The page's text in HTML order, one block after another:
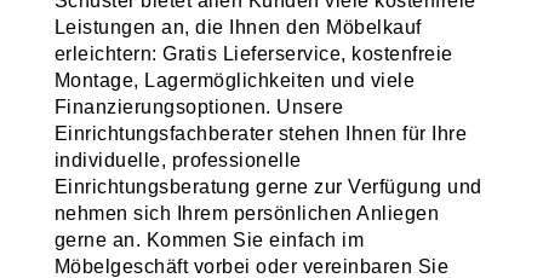
Leistungen an, die Ihnen den Möbelkauf
erleichtern: Gratis Lieferservice, kostenfreie
Montage, Lagermöglichkeiten und viele
Finanzierungsoptionen. Unsere
Einrichtungsfachberater stehen Ihnen für Ihre
individuelle, professionelle
Einrichtungsberatung gerne zur Verfügung und
nehmen sich Ihrem persönlichen Anliegen
gerne an. Kommen Sie einfach im
Möbelgeschäft vorbei oder vereinbaren Sie